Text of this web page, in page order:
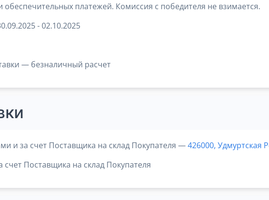
платежей. Комиссия с победителя не взимается.
- 02.10.2025
— безналичный расчет
и за счет Поставщика на склад Покупателя —426000, Удмуртская
Поставщика на склад Покупателя